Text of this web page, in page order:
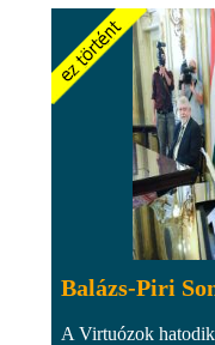
Balázs-Piri
A Virtuózok